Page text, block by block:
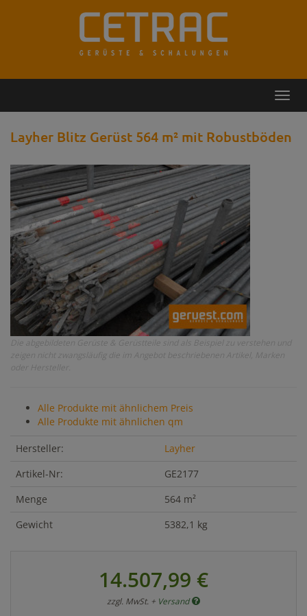
Layher Blitz Gerüst 564 m² mit Robustböden
Die abgebildeten Gerüste & Gerüstteile sind als Beispiel zu verstehen und
zeigen nicht zwangsläufig die im Angebot beschriebenen Artikel, Marken
oder Hersteller.
Alle Produkte mit ähnlichem Preis
Alle Produkte mit ähnlichen qm
Hersteller:
Layher
Artikel-Nr:
GE2177
Menge
564 m²
Gewicht
5382,1 kg
14.507,99 €
zzgl. MwSt. + Versand